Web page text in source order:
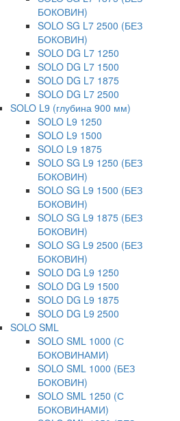
БОКОВИН)
SOLO SG L7 2500 (БЕЗ
БОКОВИН)
SOLO DG L7 1250
SOLO DG L7 1500
SOLO DG L7 1875
SOLO DG L7 2500
SOLO L9 (глубина 900 мм)
SOLO L9 1250
SOLO L9 1500
SOLO L9 1875
SOLO SG L9 1250 (БЕЗ
БОКОВИН)
SOLO SG L9 1500 (БЕЗ
БОКОВИН)
SOLO SG L9 1875 (БЕЗ
БОКОВИН)
SOLO SG L9 2500 (БЕЗ
БОКОВИН)
SOLO DG L9 1250
SOLO DG L9 1500
SOLO DG L9 1875
SOLO DG L9 2500
SOLO SML
SOLO SML 1000 (С
БОКОВИНАМИ)
SOLO SML 1000 (БЕЗ
БОКОВИН)
SOLO SML 1250 (С
БОКОВИНАМИ)